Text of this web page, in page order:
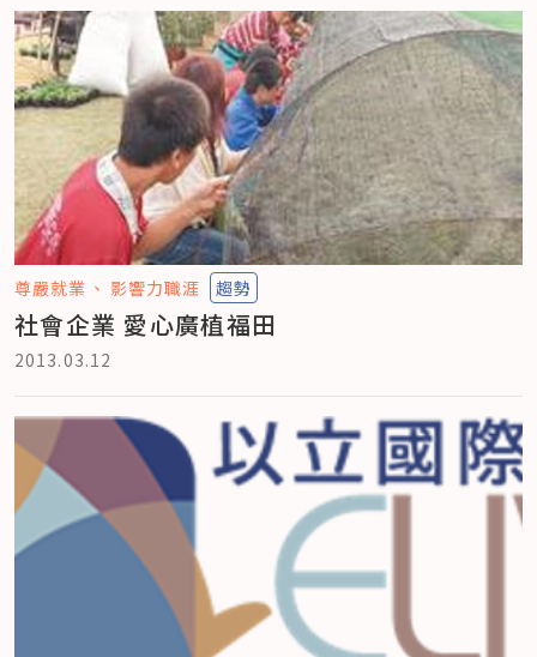
尊嚴就業 影響力職涯 趨勢
社會企業 愛心廣植福田
2013.03.12